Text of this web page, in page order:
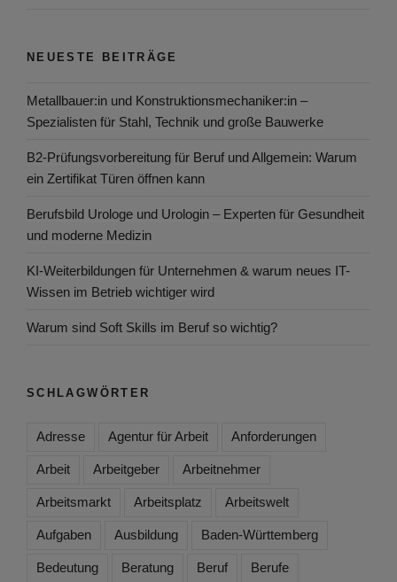
NEUESTE BEITRÄGE
Metallbauer:in und Konstruktionsmechaniker:in –
Spezialisten für Stahl, Technik und große Bauwerke
B2-Prüfungsvorbereitung für Beruf und Allgemein: Warum
ein Zertifikat Türen öffnen kann
Berufsbild Urologe und Urologin – Experten für Gesundheit
und moderne Medizin
KI-Weiterbildungen für Unternehmen & warum neues IT-
Wissen im Betrieb wichtiger wird
Warum sind Soft Skills im Beruf so wichtig?
SCHLAGWÖRTER
Adresse Agentur für Arbeit Anforderungen
Arbeit Arbeitgeber Arbeitnehmer
Arbeitsmarkt Arbeitsplatz Arbeitswelt
Aufgaben Ausbildung Baden-Württemberg
Bedeutung Beratung Beruf Berufe